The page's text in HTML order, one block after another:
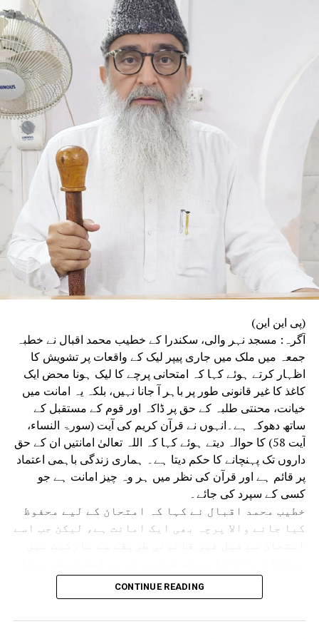
دینے کا رجحان جمہوریت، سماجی ہم آہنگی اور
قومی مفاد کے لیے خطرناک بنتا جا رہا ہے۔
مسٹر رائے نے کہا کہ آج سیاست میں نظریاتی
وابستگی کی جگہ معاشی طاقت اور خاندانی سیاست
کا اثر بڑھتا جا رہا ہے، جس سے جمہوری اقدار کو
مسلسل نقصان پہنچ رہا ہے۔ انہوں نے اپنے استعفے
میں کہا کہ آئین، جمہوریت اور آئینی اداروں پر
ہونے والے حملوں سے جمہوریت خطرے میں ہے۔ ’’فرد
سے بڑی پارٹی اور پارٹی سے بڑا ملک‘‘ کے جذبے کا
ذکر کرتے ہوئے انہوں نے کہا کہ انہی نظریاتی اور
اخلاقی وجوہات کی بنا پر وہ ریاستی صدر کے عہدے
اور پارٹی کی بنیادی رکنیت سے اپنا استعفیٰ دے
رہے ہیں۔
(پی این این)
آگرہ: مسجد نہر والی، سکندرا کے خطیب محمد اقبال نے خطبہ
جمعہ میں ملک میں جاری پیپر لیک کے واقعات پر تشویش کا
اظہار کرتے ہوئے کہا کہ امتحانی پرچے کا لیک ہونا محض ایک
کاغذ کا غیر قانونی طور پر باہر آ جانا نہیں، بلکہ یہ امانت میں
خیانت، محنتی طلبہ کے حق پر ڈاکہ اور قوم کے مستقبل کے
ساتھ دھوکہ ہے۔انہوں نے قرآن کریم کی آیت (سورۃ النساء،
آیت 58) کا حوالہ دیتے ہوئے کہا کہ اللہ تعالیٰ امانتیں ان کے حق
داروں تک پہنچانے کا حکم دیتا ہے۔ ہماری زندگی باہمی اعتماد
پر قائم ہے اور قرآن کی نظر میں ہر وہ چیز امانت ہے جو
کسی کے سپرد کی جائے۔
خطیب محمد اقبال نے کہا کہ امتحان کے لیے محفوظ
کیا جانے والا پرچہ بھی ایک امانت ہے، لیکن جب اسے
بلکہ اعتماد اور امانت بھی لیک ہو جاتی ہے۔
انہوں نے کہا کہ کوئی بھی امتحان صرف طلبہ کا
CONTINUE READING